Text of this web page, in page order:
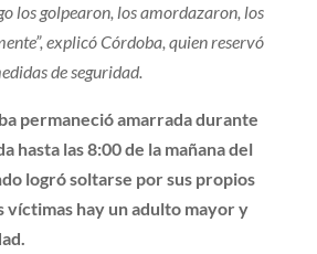
los golpearon, los amordazaron, los
explicó Córdoba, quien reservó
de seguridad.
permaneció amarrada durante
hasta las 8:00 de la mañana del
logró soltarse por sus propios
víctimas hay un adulto mayor y